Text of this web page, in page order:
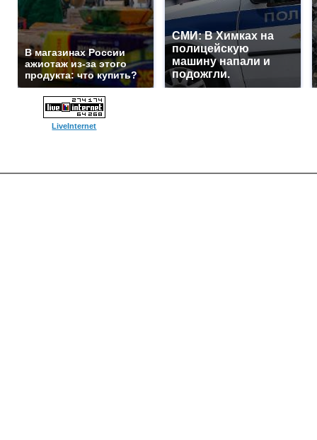
В магазинах России
ажиотаж из-за этого
продукта: что купить?
СМИ: В Химках на
полицейскую
машину напали и
подожгли.
LiveInternet